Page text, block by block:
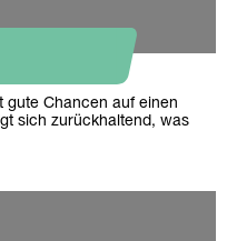
gute Chancen auf einen
sich zurückhaltend, was